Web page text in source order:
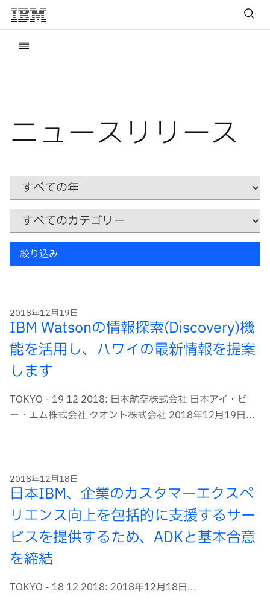
ニュースリリース
Year
カ
ゴ
リ
キ
ワ
絞り込み
2018年12月19日
IBM Watsonの情報探索(Discovery)機
能を活用し、ハワイの最新情報を提案
します
TOKYO - 19 12 2018: 日本航空株式会社 日本アイ・ビ
ー・エム株式会社 クオント株式会社 2018年12月19日...
2018年12月18日
日本IBM、企業のカスタマーエクスペ
リエンス向上を包括的に支援するサー
ビスを提供するため、ADKと基本合意
を締結
TOKYO - 18 12 2018: 2018年12月18日...